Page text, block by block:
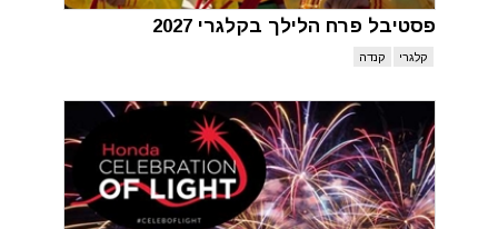
פסטיבל פרח הלילך בקלגרי 2027
קלגרי קנדה